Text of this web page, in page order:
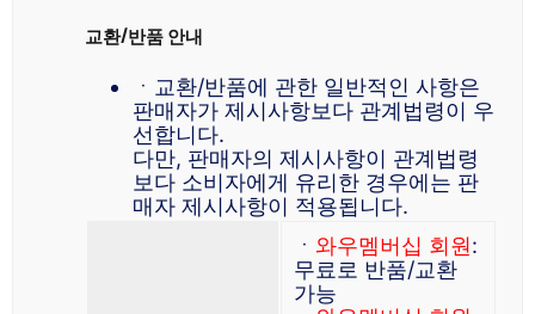
교환/반품 안내
ㆍ교환/반품에 관한 일반적인 사항은
판매자가 제시사항보다 관계법령이 우
선합니다.
다만, 판매자의 제시사항이 관계법령
보다 소비자에게 유리한 경우에는 판
매자 제시사항이 적용됩니다.
ㆍ 와우멤버십 회원:
무료로 반품/교환
가능